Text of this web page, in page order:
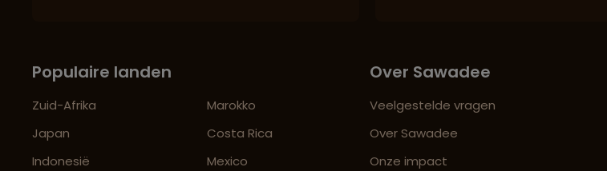
Populaire landen
Zuid-Afrika
Japan
Indonesië
Marokko
Costa Rica
Mexico
Over Sawadee
Veelgestelde vragen
Over Sawadee
Onze impact